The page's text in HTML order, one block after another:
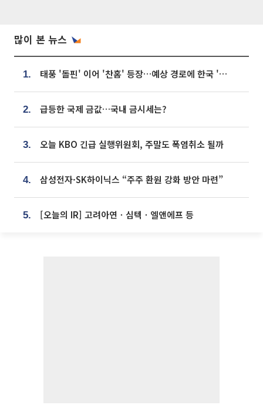
많이 본 뉴스
1. 태풍 '돌핀' 이어 '찬홈' 등장…예상 경로에 한국 '한숨'
2. 급등한 국제 금값…국내 금시세는?
3. 오늘 KBO 긴급 실행위원회, 주말도 폭염취소 될까
4. 삼성전자·SK하이닉스 “주주 환원 강화 방안 마련”
5. [오늘의 IR] 고려아연ㆍ심텍ㆍ엘앤에프 등